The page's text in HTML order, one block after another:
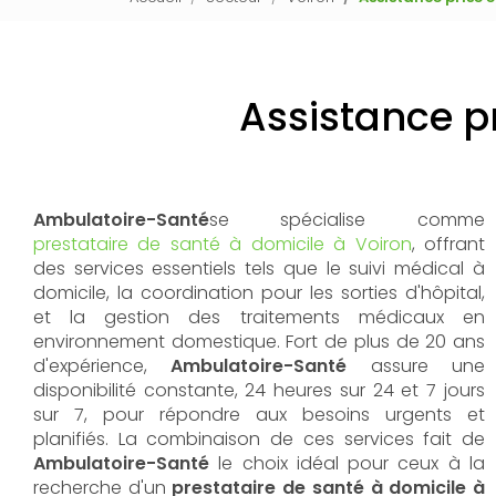
Assistance
Ambulatoire-Santése spécialise comme
prestataire de santé à domicile à Voiron, offrant
des services essentiels tels que le suivi médical à
domicile, la coordination pour les sorties d'hôpital,
et la gestion des traitements médicaux en
environnement domestique. Fort de plus de 20 ans
d'expérience,Ambulatoire-Santé assure une
disponibilité constante, 24 heures sur 24 et 7 jours
sur 7, pour répondre aux besoins urgents et
planifiés. La combinaison de ces services fait de
Ambulatoire-Santé le choix idéal pour ceux à la
recherche d'un prestataire de santé à domicile à